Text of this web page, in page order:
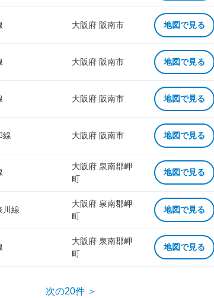
大阪府 阪南市 地図で見る
大阪府 阪南市 地図で見る
大阪府 阪南市 地図で見る
線 大阪府 阪南市 地図で見る
大阪府 泉南郡岬
町
地図で見る
川線
大阪府 泉南郡岬
町
地図で見る
大阪府 泉南郡岬
町
地図で見る
次の20件 ＞